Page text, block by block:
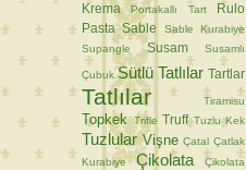
Krema
Portakallı Tart
Rulo
Pasta Sable
Sable Kurabiye
Supangle
Susam Susamlı
Çubuk Sütlü Tatlılar Tartlar
Tatlılar Tiramisu
Topkek Trifle Truff Tuzlu Kek
Tuzlular Vişne Çatal Çatlak
Kurabiye
Çikolata
Çikolata